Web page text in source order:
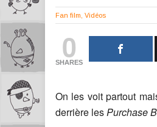
Fan film Vidéos
0
SHARES
On les voit partout
derrière lesPurchase